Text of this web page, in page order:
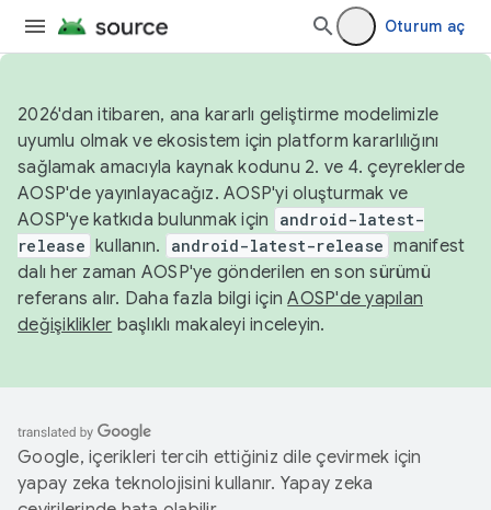
Oturum aç
2026'dan itibaren, ana kararlı geliştirme modelimizle
uyumlu olmak ve ekosistem için platform kararlılığını
sağlamak amacıyla kaynak kodunu 2. ve 4. çeyreklerde
AOSP'de yayınlayacağız. AOSP'yi oluşturmak ve
AOSP'ye katkıda bulunmak için
android-latest-
release kullanın. android-latest-release manifest
dalı her zaman AOSP'ye gönderilen en son sürümü
referans alır. Daha fazla bilgi içinAOSP'de yapılan
değişiklikler başlıklı makaleyi inceleyin.
Google, içerikleri tercih ettiğiniz dile çevirmek için
yapay zeka teknolojisini kullanır. Yapay zeka